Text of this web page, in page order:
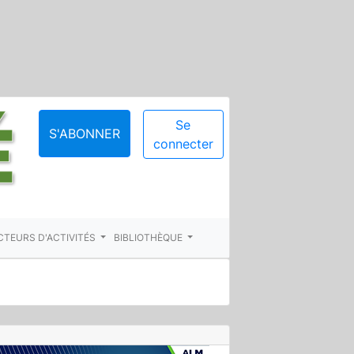
S'ABONNER
Se
connecter
D'ACTIVITÉS BIBLIOTHÈQUE